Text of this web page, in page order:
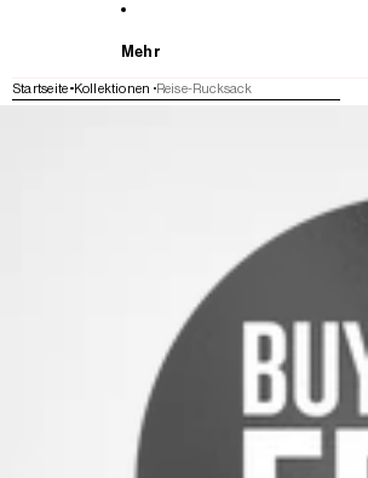
Mehr
Startseite Kollektionen Reise-Rucksack
WEITER ZU DEN PRODUKTINFORMATIONEN